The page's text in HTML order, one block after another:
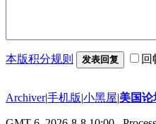
本版积分规则 发表回复 回
Archiver|手机版|小黑屋|美国论